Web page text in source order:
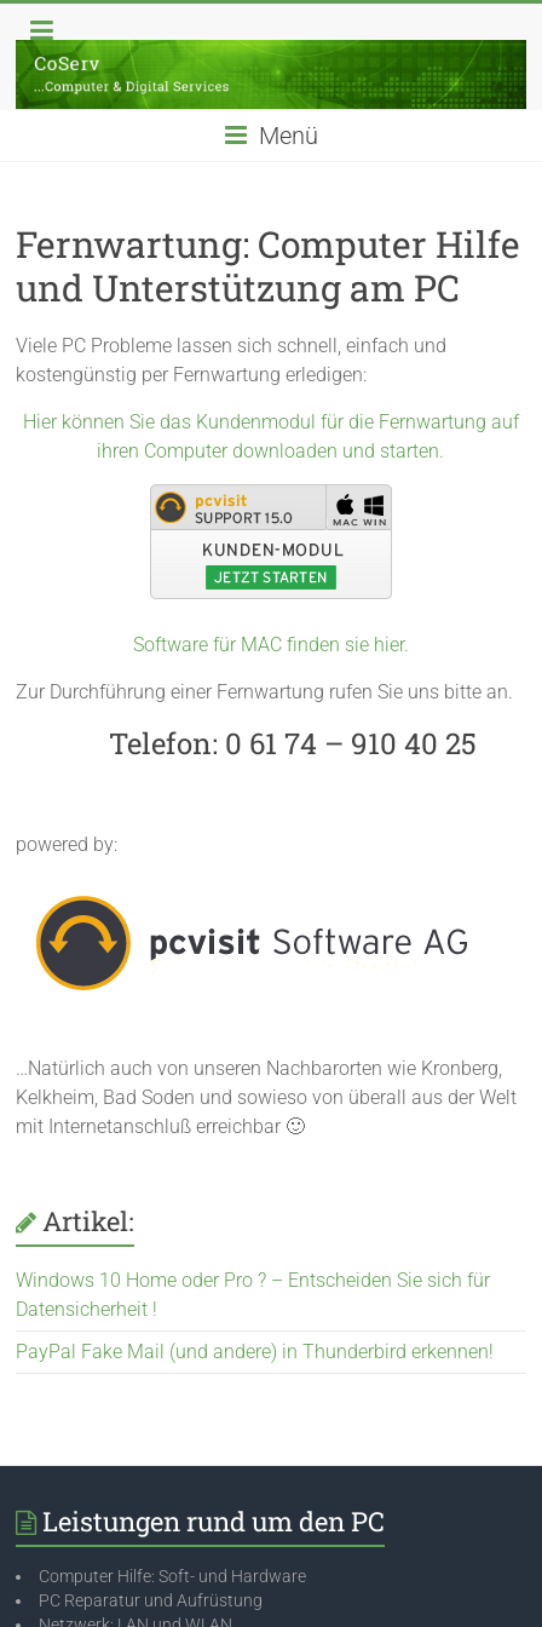
content
CoServ
Computer
|
|
Videoüberwachung
|
in
Königstein
Taunus
Menü
Fernwartung: Computer Hilfe
und Unterstützung am PC
Viele PC Probleme lassen sich schnell, einfach und
kostengünstig per Fernwartung erledigen:
Hier können Sie das Kundenmodul für die Fernwartung auf
ihren Computer downloaden und starten.
Software für MAC finden sie hier.
Zur Durchführung einer Fernwartung rufen Sie uns bitte an.
Telefon: 0 61 74 – 910 40 25
powered by:
…Natürlich auch von unseren Nachbarorten wie Kronberg,
Kelkheim, Bad Soden und sowieso von überall aus der Welt
mit Internetanschluß erreichbar 🙂
Artikel:
Windows 10 Home oder Pro ? – Entscheiden Sie sich für
Datensicherheit !
PayPal Fake Mail (und andere) in Thunderbird erkennen!
Leistungen rund um den PC
Computer Hilfe: Soft- und Hardware
PC Reparatur und Aufrüstung